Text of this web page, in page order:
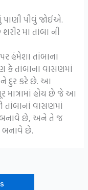
પાણી પીવું જોઈએ.
માં તાંબા ની
હંમેશા તાંબાના
કે તાંબાના વાસણમાં
દુર કરે છે. આ
માત્રામાં હોય છે જે આ
તાંબાનાં વાસણમાં
બનાવે છે, અને તે જ
બનાવે છે.